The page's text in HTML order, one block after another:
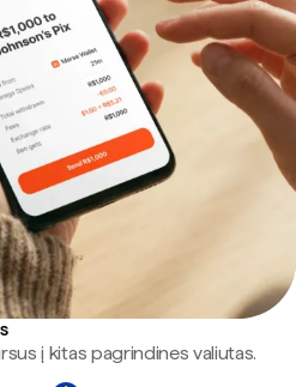
į kitas pagrindines valiutas.